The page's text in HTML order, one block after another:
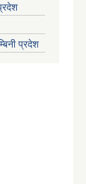
प्रदेश